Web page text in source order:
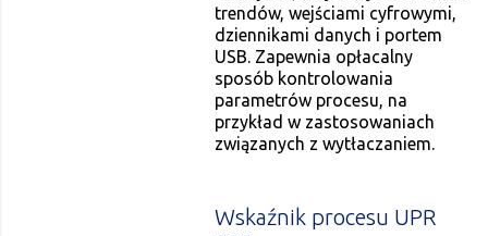
trendów, wejściami cyfrowymi,
dziennikami danych i portem
USB. Zapewnia opłacalny
sposób kontrolowania
parametrów procesu, na
przykład w zastosowaniach
związanych z wytłaczaniem.
Wskaźnik procesu UPR